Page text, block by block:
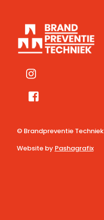
© Brandpreventie Techniek
Website by Pashagrafix